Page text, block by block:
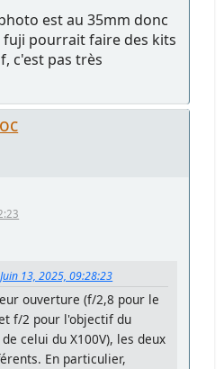
est au 35mm donc
fuji pourrait faire des kits
c'est pas très
13, 2025, 09:28:23
ouverture (f/2,8 pour le
f/2 pour l'objectif du
celui du X100V), les deux
En particulier,